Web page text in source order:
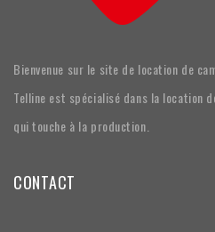
Bienvenue sur le site de location de
Telline est spécialisé dans la location
qui touche à la production.
CONTACT